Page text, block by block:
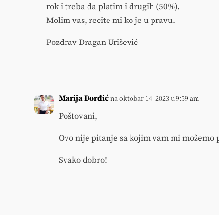
rok i treba da platim i drugih (50%).
Molim vas, recite mi ko je u pravu.
Pozdrav Dragan Urišević
Marija Đorđić na oktobar 14, 2023 u 9:59 am
Poštovani,
Ovo nije pitanje sa kojim vam mi možemo
Svako dobro!